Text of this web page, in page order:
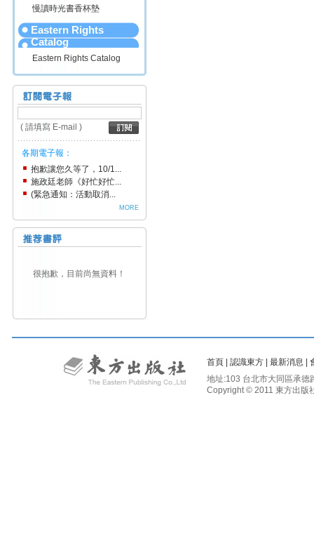
慢讀時光書香杯墊
Eastern Rights
Catalog
Eastern Rights Catalog
( 請填寫 E-mail )
各期電子報：
抱歉讓您久等了，10/1...
施政廷老師《好忙好忙...
(緊急通知：活動取消...
MORE
很抱歉，目前尚無資料！
首頁 認識東方 最新消息
地址:103 台北市大同區承
Copyright © 2011 東方出版